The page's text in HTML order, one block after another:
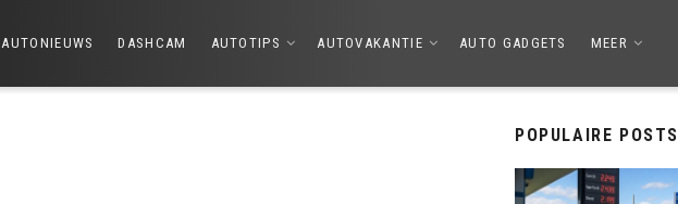
AUTONIEUWS DASHCAM AUTOTIPS AUTOVAKANTIE AUTO GADGETS MEER
POPULAIRE POSTS